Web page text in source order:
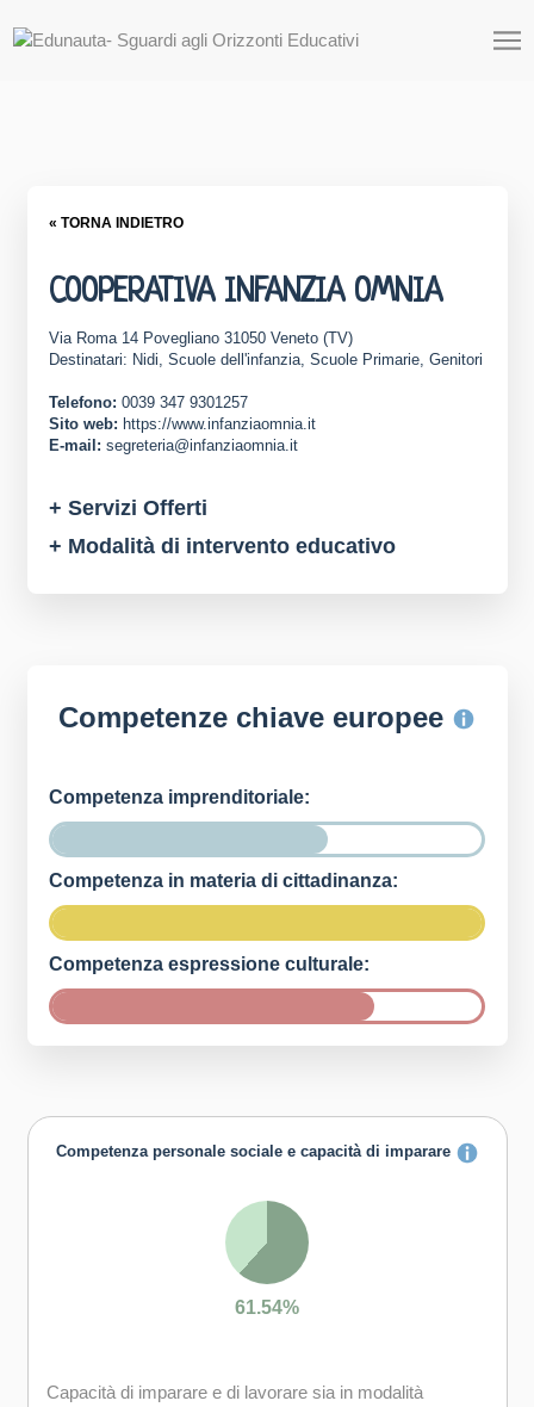
« TORNA INDIETRO
COOPERATIVA INFANZIA OMNIA
Via Roma 14 Povegliano 31050 Veneto (TV)
Destinatari: Nidi, Scuole dell'infanzia, Scuole Primarie, Genitori
Telefono: 0039 347 9301257
Sito web: https://www.infanziaomnia.it
E-mail: segreteria@infanziaomnia.it
+ Servizi Offerti
+ Modalità di intervento educativo
Competenze chiave europee
Competenza imprenditoriale:
Competenza in materia di cittadinanza:
Competenza espressione culturale:
Competenza personale sociale e capacità di imparare
61.54%
Capacità di imparare e di lavorare sia in modalità